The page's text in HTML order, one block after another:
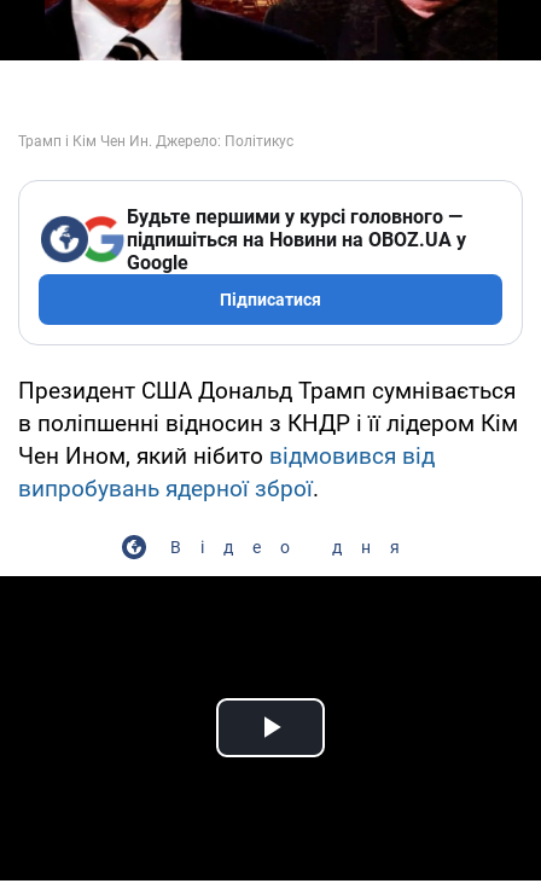
Будьте першими у курсі головного —
підпишіться на Новини на OBOZ.UA у
Google
Підписатися
Президент США Дональд Трамп сумнівається
в поліпшенні відносин з КНДР і її лідером Кім
Чен Ином, який нібито відмовився від
випробувань ядерної зброї.
Відео дня
Play Video